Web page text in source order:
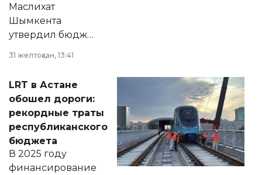
Маслихат
Шымкента
утвердил бюджет
2028 годы.
документ
появился в базе
нормативных
правовых актов и
на сайте маслихат
города.
31 желтоқсан, 13:41
LRT в Астане
обошел дороги:
рекордные траты
республиканского
бюджета
В 2025 году
финансирование